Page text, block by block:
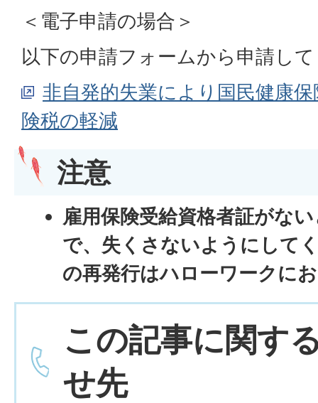
＜電子申請の場合＞
以下の申請フォームから申請し
非自発的失業により国民健康
険税の軽減
注意
雇用保険受給資格者証がな
で、失くさないようにして
の再発行はハローワークに
この記事に関す
せ先